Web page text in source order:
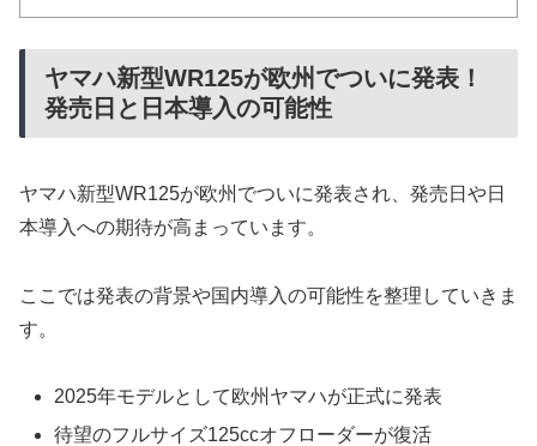
ヤマハ新型WR125が欧州でついに発表！
発売日と日本導入の可能性
ヤマハ新型WR125が欧州でついに発表され、発売日や日
本導入への期待が高まっています。
ここでは発表の背景や国内導入の可能性を整理していきま
す。
2025年モデルとして欧州ヤマハが正式に発表
待望のフルサイズ125ccオフローダーが復活